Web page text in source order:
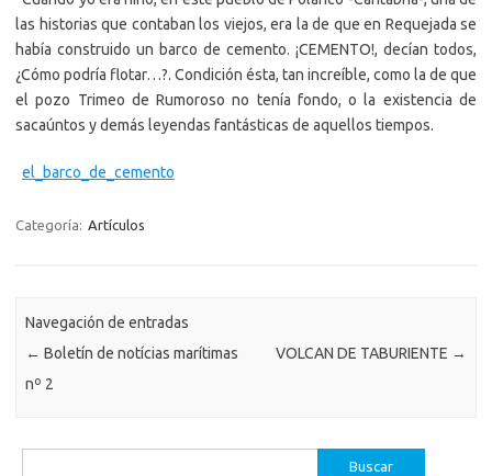
las historias que contaban los viejos, era la de que en Requejada se
había construido un barco de cemento. ¡CEMENTO!, decían todos,
¿Cómo podría flotar…?. Condición ésta, tan increíble, como la de que
el pozo Trimeo de Rumoroso no tenía fondo, o la existencia de
sacaúntos y demás leyendas fantásticas de aquellos tiempos.
el_barco_de_cemento
Categoría: Artículos
Navegación de entradas
← Boletín de notícias marítimas
nº 2
VOLCAN DE TABURIENTE →